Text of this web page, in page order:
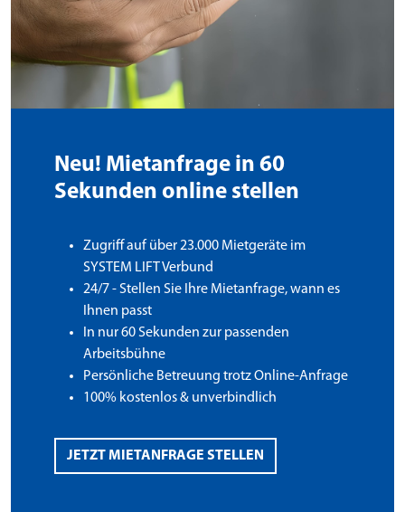
Neu! Mietanfrage in 60
Sekunden online stellen
Zugriff auf über 23.000 Mietgeräte im
SYSTEM LIFT Verbund
24/7 - Stellen Sie Ihre Mietanfrage, wann es
Ihnen passt
In nur 60 Sekunden zur passenden
Arbeitsbühne
Persönliche Betreuung trotz Online-Anfrage
100% kostenlos & unverbindlich
JETZT MIETANFRAGE STELLEN